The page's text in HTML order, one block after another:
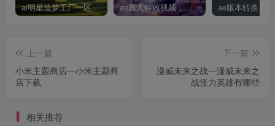
ai明星造梦工厂一区，明星造梦工厂ai图片 ae真人特效视频，大学生第一次做ppt怎么做
上一篇
小米主题商店—小米主题商
店下载
下一篇
漫威未来之战—漫威未来之
战怪力英雄有哪些
相关推荐